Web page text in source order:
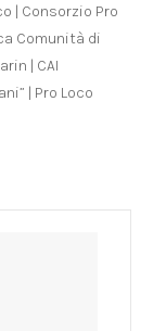
| Consorzio Pro
Comunità di
| CAI
| Pro Loco